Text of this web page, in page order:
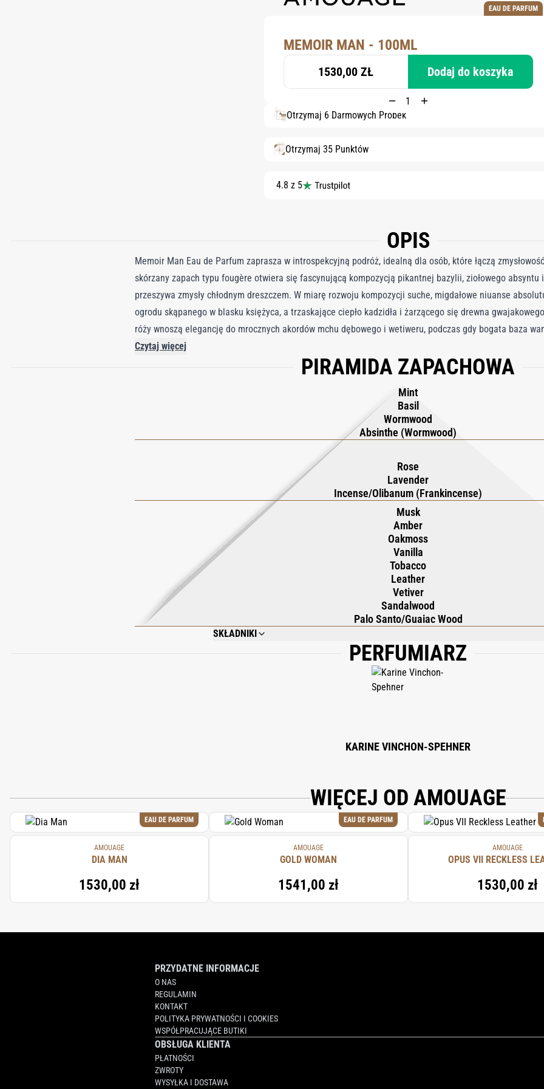
EAU DE PARFUM
MEMOIR MAN - 100ML
1530,00 ZŁ Dodaj do koszyka
Otrzymaj 6 Darmowych Próbek
Otrzymaj 35 Punktów
4.8 z 5
OPIS
Memoir Man Eau de Parfum zaprasza w introspekcyjną podróż, idealną dla osób, które łączą
skórzany zapach typu fougère otwiera się fascynującą kompozycją pikantnej bazylii, ziołowego
przeszywa zmysły chłodnym dreszczem. W miarę rozwoju kompozycji suche, migdałowe niuanse
ogrodu skąpanego w blasku księżyca, a trzaskające ciepło kadzidła i żarzącego się drewna
róży wnoszą elegancję do mrocznych akordów mchu dębowego i wetiweru, podczas gdy bogata baza
syropowej ambry, miodowego tytoniu i skóry dodaje głębi oraz intrygi. Białe piżma wnoszą promień
kontemplacyjną podróż, jaką kreuje Memoir Man, zapach introspekcji i zmysłowości.
Czytaj więcej
PIRAMIDA ZAPACHOWA
Mint
Basil
Wormwood
Absinthe (Wormwood)
Rose
Lavender
Incense/Olibanum (Frankincense)
Musk
Amber
Oakmoss
Vanilla
Tobacco
Leather
Vetiver
Sandalwood
Palo Santo/Guaiac Wood
SKŁADNIKI
ALCOHOL DENAT, PARFUM, LIMONENE, LINALOOL, ISOEUGENOL, COUMARIN, EUGENOL,
PERFUMIARZ
KARINE VINCHON-SPEHNER
WIĘCEJ OD AMOUAGE
EAU DE PARFUM
AMOUAGE
DIA MAN
1530,00 zł
EAU DE PARFUM
AMOUAGE
GOLD WOMAN
1541,00 zł
AMOUAGE
OPUS VII RECKLESS
1530,00 zł
PRZYDATNE INFORMACJE
O NAS
REGULAMIN
KONTAKT
POLITYKA PRYWATNOŚCI I COOKIES
WSPÓŁPRACUJĄCE BUTIKI
OBSŁUGA KLIENTA
PŁATNOŚCI
ZWROTY
WYSYŁKA I DOSTAWA